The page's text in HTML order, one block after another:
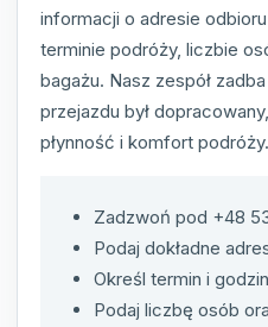
informacji o adresie
terminie podróży, liczbie
bagażu. Nasz zespół
przejazdu był
płynność i komfort podróży.
Zadzwoń pod +48
Podaj dokładne
Określ termin i
Podaj liczbę osób